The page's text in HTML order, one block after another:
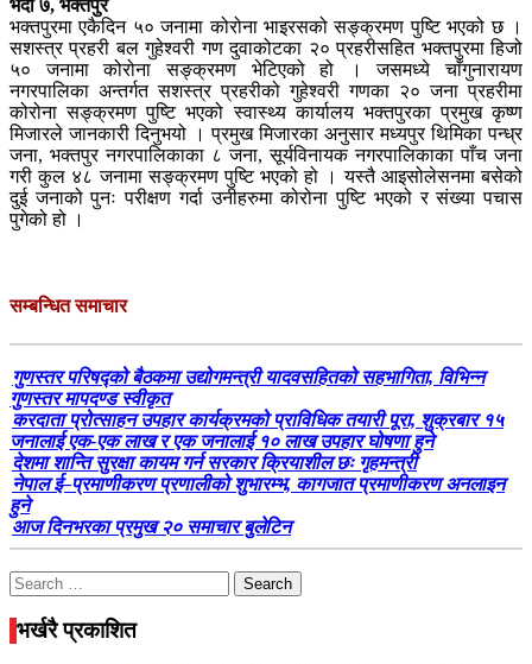
भदौं ७, भक्तपुर
भक्तपुरमा एकैदिन ५० जनामा कोरोना भाइरसको सङ्क्रमण पुष्टि भएको छ ।
सशस्त्र प्रहरी बल गुहेश्वरी गण दुवाकोटका २० प्रहरीसहित भक्तपुरमा हिजो
५० जनामा कोरोना सङ्क्रमण भेटिएको हो । जसमध्ये चाँगुनारायण
नगरपालिका अन्तर्गत सशस्त्र प्रहरीको गुहेश्वरी गणका २० जना प्रहरीमा
कोरोना सङ्क्रमण पुष्टि भएको स्वास्थ्य कार्यालय भक्तपुरका प्रमुख कृष्ण
मिजारले जानकारी दिनुभयो । प्रमुख मिजारका अनुसार मध्यपुर थिमिका पन्ध्र
जना, भक्तपुर नगरपालिकाका ८ जना, सूर्यविनायक नगरपालिकाका पाँच जना
गरी कुल ४८ जनामा सङ्क्रमण पुष्टि भएको हो । यस्तै आइसोलेसनमा बसेको
दुई जनाको पुनः परीक्षण गर्दा उनीहरुमा कोरोना पुष्टि भएको र संख्या पचास
पुगेको हो ।
सम्बन्धित समाचार
गुणस्तर परिषद्को बैठकमा उद्योगमन्त्री यादवसहितको सहभागिता, विभिन्न
गुणस्तर मापदण्ड स्वीकृत
करदाता प्रोत्साहन उपहार कार्यक्रमको प्राविधिक तयारी पूरा, शुक्रबार १५
जनालाई एक-एक लाख र एक जनालाई १० लाख उपहार घोषणा हुने
देशमा शान्ति सुरक्षा कायम गर्न सरकार क्रियाशील छः गृहमन्त्री
नेपाल ई–प्रमाणीकरण प्रणालीको शुभारम्भ, कागजात प्रमाणीकरण अनलाइन
हुने
आज दिनभरका प्रमुख २० समाचार बुलेटिन
Search
for:
भर्खरै प्रकाशित